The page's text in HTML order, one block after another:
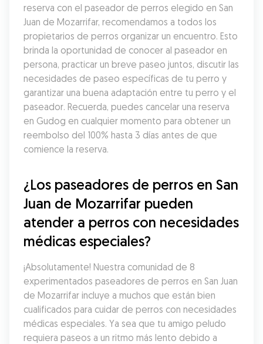
reserva con el paseador de perros elegido en San
Juan de Mozarrifar, recomendamos a todos los
propietarios de perros organizar un encuentro. Esto
brinda la oportunidad de conocer al paseador en
persona, practicar un breve paseo juntos, discutir las
necesidades de paseo específicas de tu perro y
garantizar una buena adaptación entre tu perro y el
paseador. Recuerda, puedes cancelar una reserva
en Gudog en cualquier momento para obtener un
reembolso del 100% hasta 3 días antes de que
comience la reserva.
¿Los paseadores de perros en San
Juan de Mozarrifar pueden
atender a perros con necesidades
médicas especiales?
¡Absolutamente! Nuestra comunidad de 8
experimentados paseadores de perros en San Juan
de Mozarrifar incluye a muchos que están bien
cualificados para cuidar de perros con necesidades
médicas especiales. Ya sea que tu amigo peludo
requiera paseos a un ritmo más lento debido a